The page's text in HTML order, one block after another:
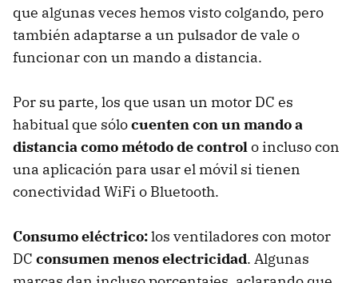
que algunas veces hemos visto colgando, pero
también adaptarse a un pulsador de vale o
funcionar con un mando a distancia.
Por su parte, los que usan un motor DC es
habitual que sólocuenten con un mando a
distancia como método de controlo incluso con
una aplicación para usar el móvil si tienen
conectividad WiFi o Bluetooth.
Consumo eléctrico:los ventiladores con motor
DC consumen menos electricidad. Algunas